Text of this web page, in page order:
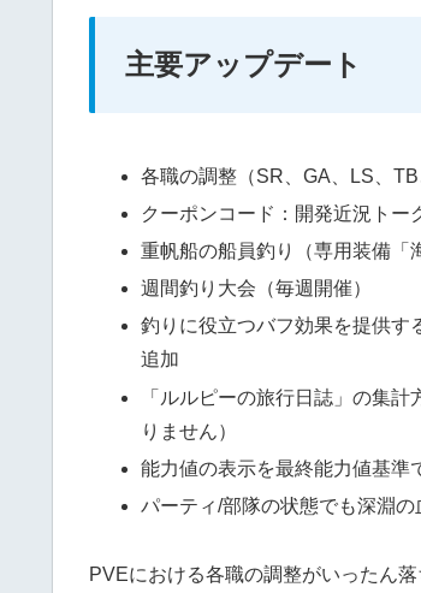
主要アップデート
各職の調整（SR、GA、LS、
クーポンコード：開発近況トー
重帆船の船員釣り（専用装備「
週間釣り大会（毎週開催）
釣りに役立つバフ効果を提供す
追加
「ルルピーの旅行日誌」の集
りません）
能力値の表示を最終能力値基準
パーティ/部隊の状態でも深淵
PVEにおける各職の調整がいったん落